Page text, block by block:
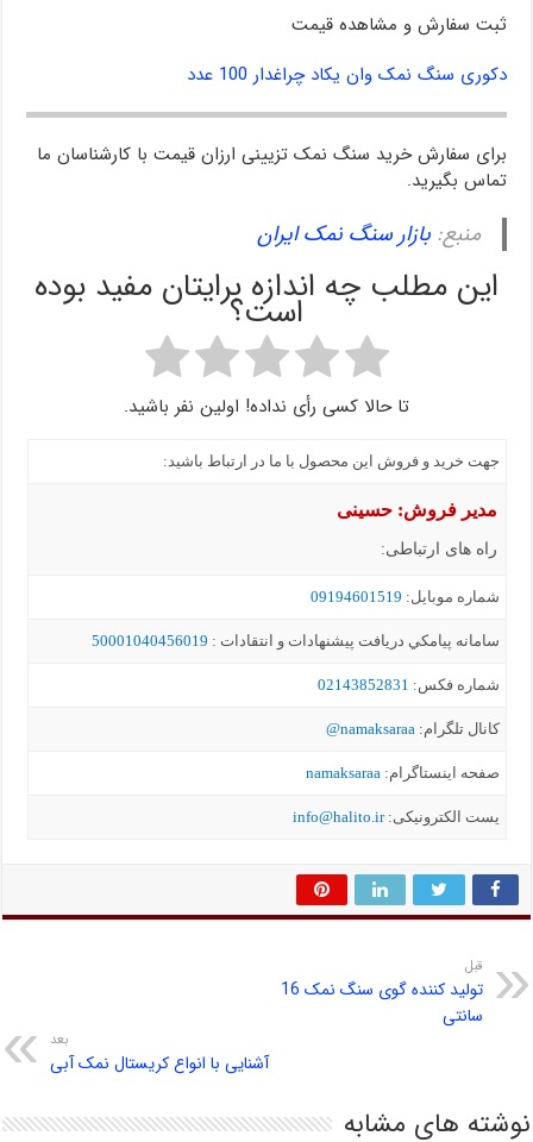
ثبت سفارش و مشاهده قیمت
دکوری سنگ نمک وان یکاد چراغدار 100 عدد
برای سفارش خرید سنگ نمک تزیینی ارزان قیمت با کارشناسان ما
تماس بگیرید.
منبع:بازار سنگ نمک ایران
این مطلب چه اندازه برایتان مفید بوده
است؟
تا حالا کسی رأی نداده! اولین نفر باشید.
جهت خرید و فروش این محصول با ما در ارتباط باشید:
مدیر فروش: حسینی
راه های ارتباطی:
شماره موبايل: 09194601519
سامانه پيامکي دریافت پیشنهادات و انتقادات : 50001040456019
شماره فکس: 02143852831
کانال تلگرام:namaksaraa@
صفحه اینستاگرام:namaksaraa
یست الکترونیکی:info@halito.ir
قبل
تولید کننده گوی سنگ نمک 16
سانتی
بعد
آشنایی با انواع کریستال نمک آبی
نوشته های مشابه